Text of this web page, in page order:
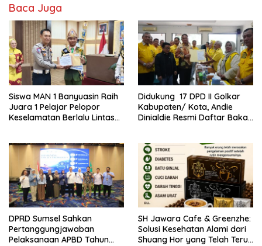
Baca Juga
Siswa MAN 1 Banyuasin Raih
Juara 1 Pelajar Pelopor
Keselamatan Berlalu Lintas
Didukung 17 DPD II Golkar
Kabupaten/ Kota, Andie
Dinialdie Resmi Daftar Bakal
DPRD Sumsel Sahkan
Pertanggungjawaban
Pelaksanaan APBD Tahun
SH Jawara Cafe & Greenzhe:
Solusi Kesehatan Alami dari
Shuang Hor yang Telah Teruji